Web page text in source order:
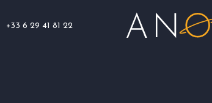
+33 6 29 41 81 22